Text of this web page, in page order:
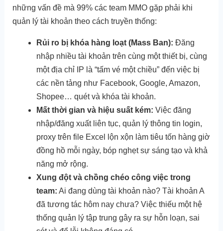
những vấn đề mà 99% các team MMO gặp phải khi
quản lý tài khoản theo cách truyền thống:
Rủi ro bị khóa hàng loạt (Mass Ban): Đăng
nhập nhiều tài khoản trên cùng một thiết bị, cùng
một địa chỉ IP là “tấm vé một chiều” đến việc bị
các nền tảng như Facebook, Google, Amazon,
Shopee… quét và khóa tài khoản.
Mất thời gian và hiệu suất kém: Việc đăng
nhập/đăng xuất liên tục, quản lý thông tin login,
proxy trên file Excel lộn xộn làm tiêu tốn hàng giờ
đồng hồ mỗi ngày, bóp nghẹt sự sáng tạo và khả
năng mở rộng.
Xung đột và chồng chéo công việc trong
team: Ai đang dùng tài khoản nào? Tài khoản A
đã tương tác hôm nay chưa? Việc thiếu một hệ
thống quản lý tập trung gây ra sự hỗn loạn, sai